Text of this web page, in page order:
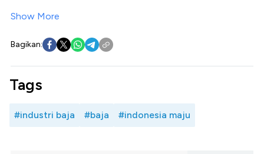
Show More
Bagikan:
Tags
#industri baja #baja #indonesia maju